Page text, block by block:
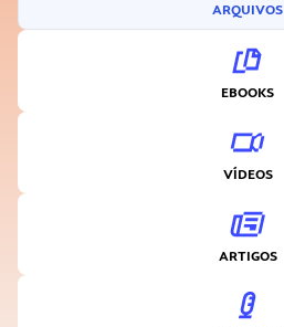
ARQUIVOS
EBOOKS
VÍDEOS
ARTIGOS